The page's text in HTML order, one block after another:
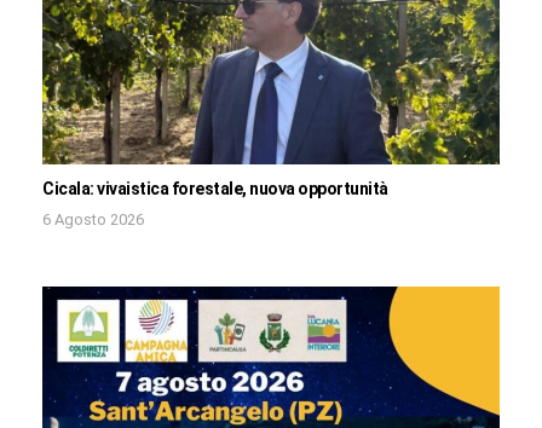
Cicala: vivaistica forestale, nuova opportunità
6 Agosto 2026